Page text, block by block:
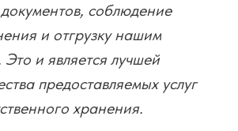
соблюдение
и отгрузку нашим
Это и является лучшей
предоставляемых услуг
хранения.